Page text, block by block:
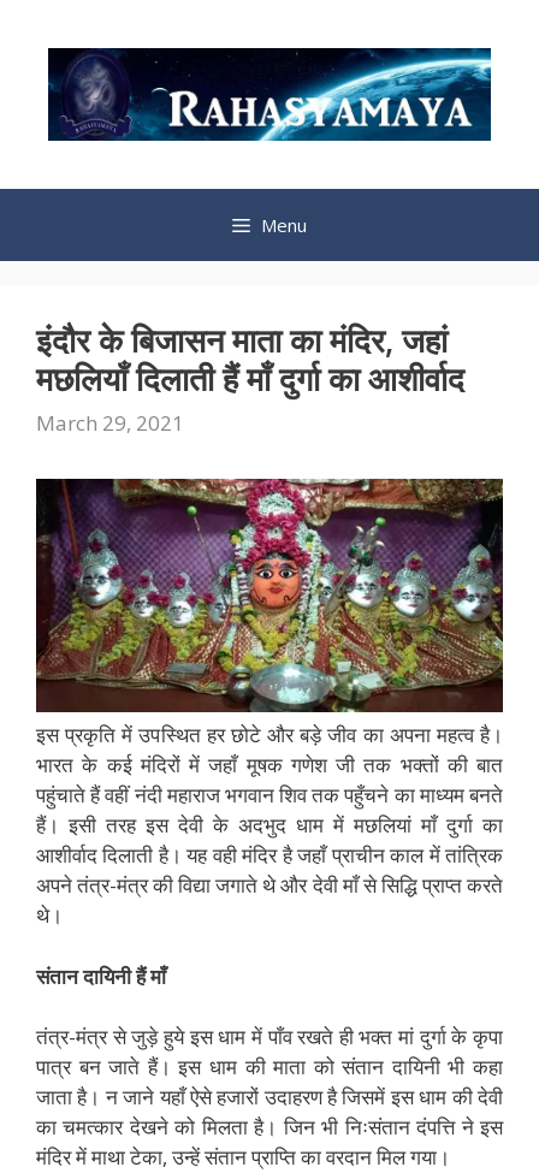
content
Menu
इंदौर के बिजासन माता का मंदिर, जहां
मछलियाँ दिलाती हैं माँ दुर्गा का आशीर्वाद
March 29, 2021
इस प्रकृति में उपस्थित हर छोटे और बड़े जीव का अपना महत्व है।
भारत के कई मंदिरों में जहाँ मूषक गणेश जी तक भक्तों की बात
पहुंचाते हैं वहीं नंदी महाराज भगवान शिव तक पहुँचने का माध्यम बनते
हैं। इसी तरह इस देवी के अदभुद धाम में मछलियां माँ दुर्गा का
आशीर्वाद दिलाती है। यह वही मंदिर है जहाँ प्राचीन काल में तांत्रिक
अपने तंत्र-मंत्र की विद्या जगाते थे और देवी माँ से सिद्धि प्राप्त करते
थे।
संतान दायिनी हैं माँ
तंत्र-मंत्र से जुड़े हुये इस धाम में पाँव रखते ही भक्त मां दुर्गा के कृपा
पात्र बन जाते हैं। इस धाम की माता को संतान दायिनी भी कहा
जाता है। न जाने यहाँ ऐसे हजारों उदाहरण है जिसमें इस धाम की देवी
का चमत्कार देखने को मिलता है। जिन भी निःसंतान दंपत्ति ने इस
मंदिर में माथा टेका, उन्हें संतान प्राप्ति का वरदान मिल गया।